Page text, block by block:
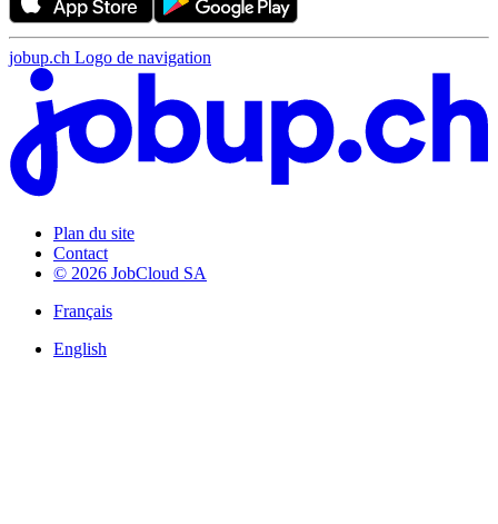
jobup.ch Logo de navigation
Plan du site
Contact
© 2026 JobCloud SA
Français
English